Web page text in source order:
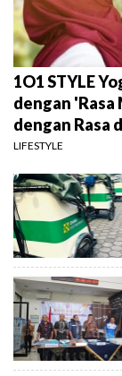
1O1 STYLE
dengan 'Rasa
dengan Rasa
LIFESTYLE